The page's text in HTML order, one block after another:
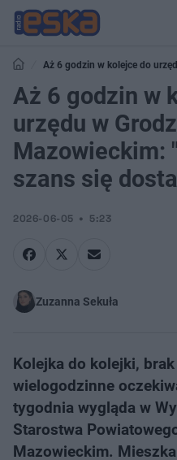
Aż 6 godzin w kolejce do
szans się dostać". Będą zmiany
Aż 6 godzin w
urzędu w
Mazowieckim:
szans się
2026-06-05 5:23
Zuzanna Sekuła
Kolejka do kolejki,
wielogodzinne
tygodnia wygląda w
Starostwa
Mazowieckim.